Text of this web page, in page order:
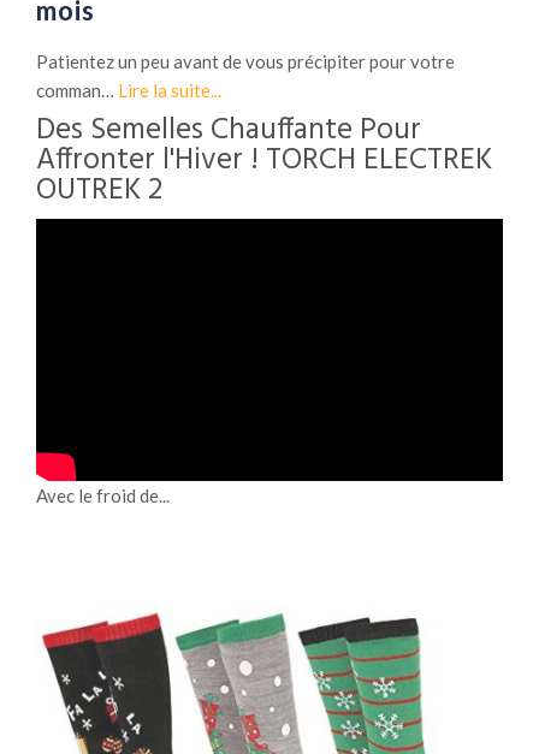
mois
Patientez un peu avant de vous précipiter pour votre
comman… Lire la suite...
Des Semelles Chauffante Pour
Affronter l'Hiver ! TORCH ELECTREK
OUTREK 2
Avec le froid de...